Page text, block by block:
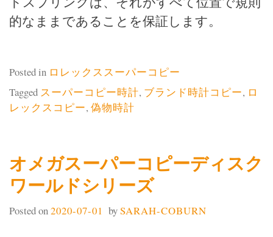
的なままであることを保証します。
Posted in ロレックススーパーコピー
Tagged スーパーコピー時計, ブランド時計コピー, ロ
レックスコピー, 偽物時計
オメガスーパーコピーディスク
ワールドシリーズ
Posted on2020-07-01 bySARAH-COBURN